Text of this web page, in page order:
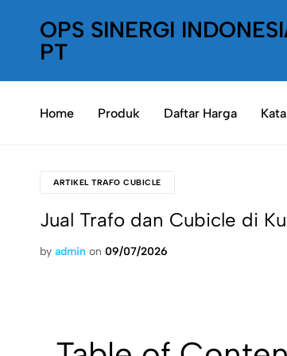
OPS SINERGI
PT
SInergi
Home Produk Daftar Harga
ARTIKEL TRAFO CUBICLE
Jual Trafo dan Cubicle di
by admin on 09/07/2026